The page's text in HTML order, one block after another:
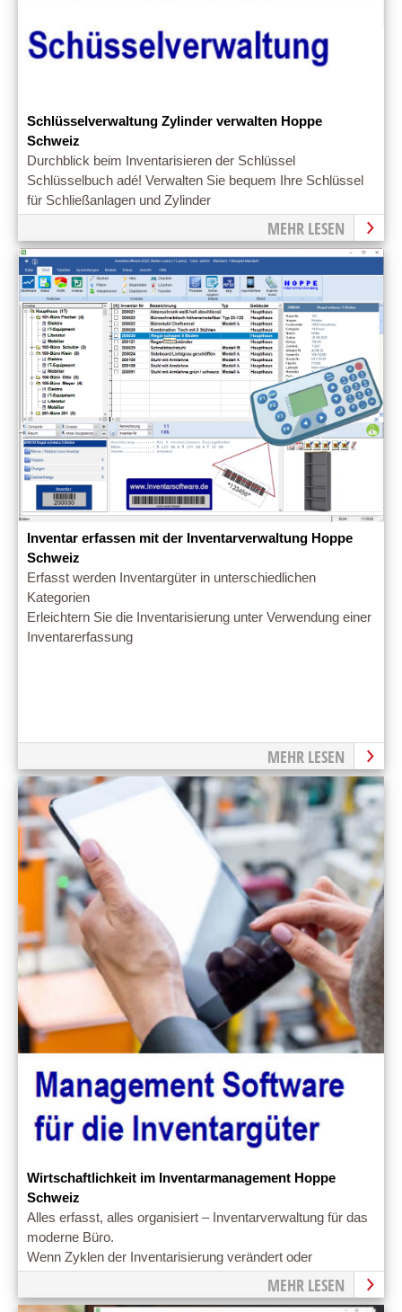
Schlüsselverwaltung Zylinder verwalten Hoppe
Schweiz
Durchblick beim Inventarisieren der Schlüssel
Schlüsselbuch adé! Verwalten Sie bequem Ihre Schlüssel
für Schließanlagen und Zylinder
MEHR LESEN
Inventar erfassen mit der Inventarverwaltung Hoppe
Schweiz
Erfasst werden Inventargüter in unterschiedlichen
Kategorien
Erleichtern Sie die Inventarisierung unter Verwendung einer
Inventarerfassung
MEHR LESEN
Wirtschaftlichkeit im Inventarmanagement Hoppe
Schweiz
Alles erfasst, alles organisiert – Inventarverwaltung für das
moderne Büro.
Wenn Zyklen der Inventarisierung verändert oder
verbessert werden, beeinflusst dies meist die Kosten.
MEHR LESEN